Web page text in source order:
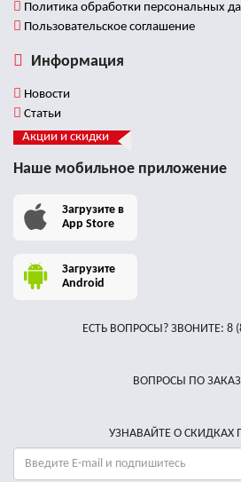
Политика обработки персональных
Пользовательское соглашение
Информация
Новости
Статьи
Акции и скидки
Наше мобильное приложение
Загрузите в
App Store
Загрузите
Android
ЕСТЬ ВОПРОСЫ? ЗВОНИТЕ: 8
ВОПРОСЫ ПО
УЗНАВАЙТЕ О СКИДКАХ